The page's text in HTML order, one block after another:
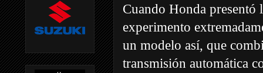
Cuando Honda presentó
experimento
un modelo así, que
transmisión automática